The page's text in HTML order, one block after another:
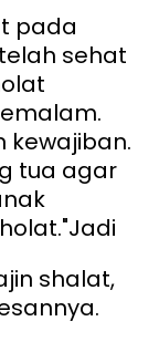
pada
sehat
kewajiban.
tua agar
"Jadi
shalat,